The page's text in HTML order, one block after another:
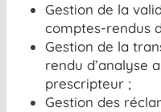
Gestion de la
comptes-rendus
Gestion de la
rendu d’analyse
prescripteur ;
Gestion des